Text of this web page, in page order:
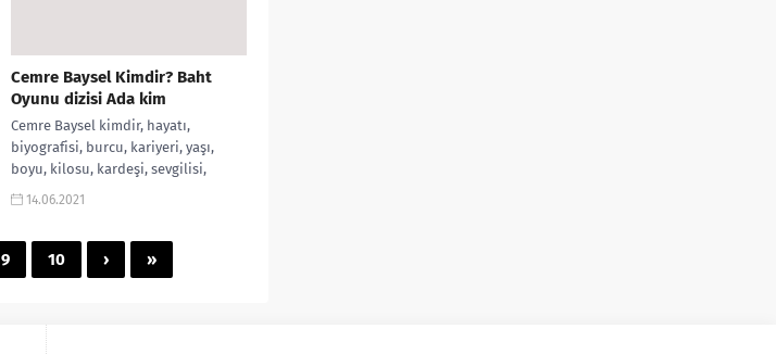
Cemre Baysel Kimdir? Baht
Oyunu dizisi Ada kim
Cemre Baysel kimdir, hayatı,
biyografisi, burcu, kariyeri, yaşı,
boyu, kilosu, kardeşi, sevgilisi,
instagram hesabı, kaç yaşında, Sol
14.06.2021
9 10 › »